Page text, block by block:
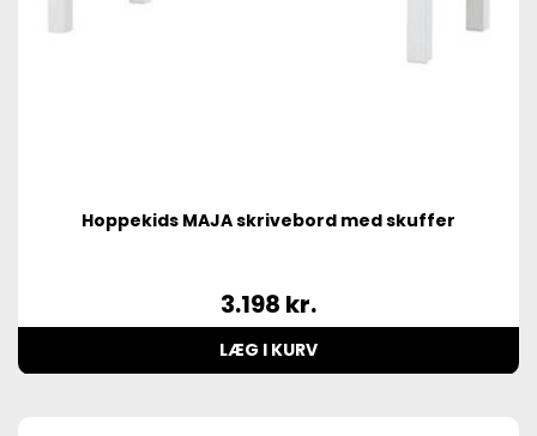
Hoppekids MAJA skrivebord med skuffer
3.198 kr.
LÆG I KURV